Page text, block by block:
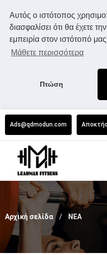
Αυτός ο ιστότοπος
διασφαλίσει ότι θα έχετε
εμπειρία στον ιστότοπό
Μάθετε περισσότερα
Πτώση
Ads@qdmodun.com
Αρχική σελίδα ΝΕΑ